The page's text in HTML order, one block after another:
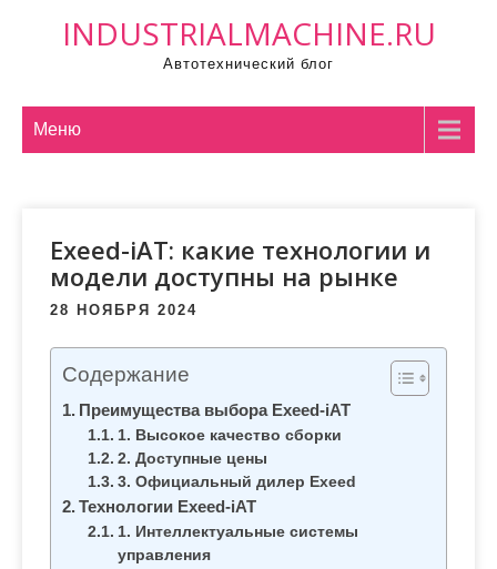
INDUSTRIALMACHINE.RU
Автотехнический блог
Меню
Exeed-iAT: какие технологии и
модели доступны на рынке
28 НОЯБРЯ 2024
Содержание
Преимущества выбора Exeed-iAT
1. Высокое качество сборки
2. Доступные цены
3. Официальный дилер Exeed
Технологии Exeed-iAT
1. Интеллектуальные системы
управления